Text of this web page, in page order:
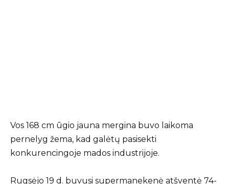
Vos 168 cm ūgio jauna mergina buvo laikoma
pernelyg žema, kad galėtų pasisekti
konkurencingoje mados industrijoje.
Rugsėjo 19 d. buvusi supermanekenė atšventė 74-